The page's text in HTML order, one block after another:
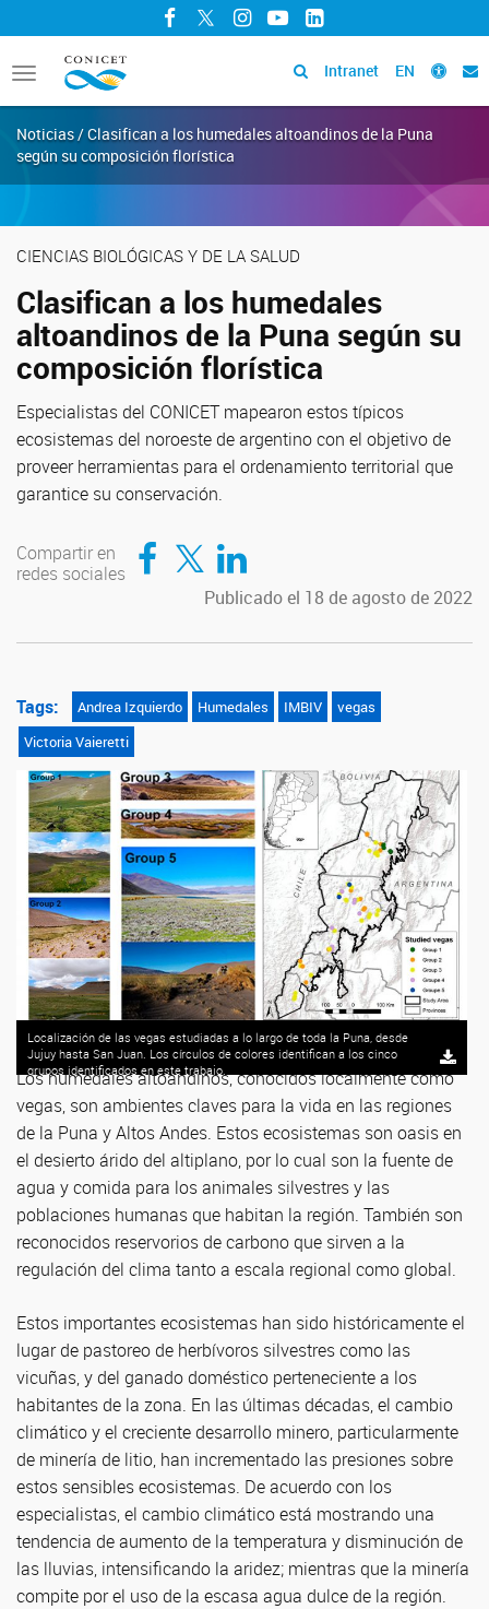
Facebook
TwitterInstagram
YouTubeLinkedIn
Toggle
navigation
Intranet EN
Noticias / Clasifican a los humedales altoandinos de la Puna
según su composición florística
CIENCIAS BIOLÓGICAS Y DE LA SALUD
Clasifican a los humedales
altoandinos de la Puna según su
composición florística
Especialistas del CONICET mapearon estos típicos
ecosistemas del noroeste de argentino con el objetivo de
proveer herramientas para el ordenamiento territorial que
garantice su conservación.
Compartir en
redes sociales
Compartir en Facebook
Compartir en TwitterCompartir en LinkedIn
Publicado el 18 de agosto de 2022
Tags: Andrea Izquierdo Humedales IMBIV
vegas
Victoria Vaieretti
Localización de las vegas estudiadas a lo largo de toda la Puna, desde
Jujuy hasta San Juan. Los círculos de colores identifican a los cinco
grupos identificados en este trabajo.
Los humedales altoandinos, conocidos localmente como
vegas, son ambientes claves para la vida en las regiones
de la Puna y Altos Andes. Estos ecosistemas son oasis en
el desierto árido del altiplano, por lo cual son la fuente de
agua y comida para los animales silvestres y las
poblaciones humanas que habitan la región. También son
reconocidos reservorios de carbono que sirven a la
regulación del clima tanto a escala regional como global.
Estos importantes ecosistemas han sido históricamente el
lugar de pastoreo de herbívoros silvestres como las
vicuñas, y del ganado doméstico perteneciente a los
habitantes de la zona. En las últimas décadas, el cambio
climático y el creciente desarrollo minero, particularmente
de minería de litio, han incrementado las presiones sobre
estos sensibles ecosistemas. De acuerdo con los
especialistas, el cambio climático está mostrando una
tendencia de aumento de la temperatura y disminución de
las lluvias, intensificando la aridez; mientras que la minería
compite por el uso de la escasa agua dulce de la región.